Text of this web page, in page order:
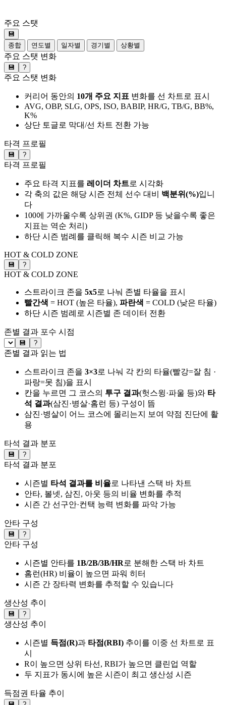
주요 스탯
💾
종합
연도별 일자별 경기별 상황별
주요 스탯 변화
💾 ?
주요 스탯 변화
커리어 동안의 10개 주요 지표 변화를 선 차트로 표시
AVG, OBP, SLG, OPS, ISO, BABIP, HR/G, TB/G, BB%,
K%
상단 토글로 막대/선 차트 전환 가능
타격 프로필
💾 ?
타격 프로필
주요 타격 지표를 레이더 차트로 시각화
각 축의 값은 해당 시즌 전체 선수 대비 백분위(%)입니
다
100에 가까울수록 상위권 (K%, GIDP 등 낮을수록 좋은
지표는 역순 처리)
하단 시즌 범례를 클릭해 복수 시즌 비교 가능
HOT & COLD ZONE
💾 ?
HOT & COLD ZONE
스트라이크 존을 5x5로 나눠 존별 타율을 표시
빨간색 = HOT (높은 타율), 파란색 = COLD (낮은 타율)
하단 시즌 범례로 시즌별 존 데이터 전환
존별 결과 포수 시점
💾 ?
존별 결과 읽는 법
스트라이크 존을 3×3로 나눠 각 칸의 타율(빨강=잘 침 ·
파랑=못 침)을 표시
칸을 누르면 그 코스의 투구 결과(헛스윙·파울 등)와 타
석 결과(삼진·병살·홈런 등) 구성이 뜸
삼진·병살이 어느 코스에 몰리는지 보여 약점 진단에 활
용
타석 결과 분포
💾 ?
타석 결과 분포
시즌별 타석 결과를 비율로 나타낸 스택 바 차트
안타, 볼넷, 삼진, 아웃 등의 비율 변화를 추적
시즌 간 선구안·컨택 능력 변화를 파악 가능
안타 구성
💾 ?
안타 구성
시즌별 안타를 1B/2B/3B/HR로 분해한 스택 바 차트
홈런(HR) 비율이 높으면 파워 히터
시즌 간 장타력 변화를 추적할 수 있습니다
생산성 추이
💾 ?
생산성 추이
시즌별 득점(R)과 타점(RBI) 추이를 이중 선 차트로 표
시
R이 높으면 상위 타선, RBI가 높으면 클린업 역할
두 지표가 동시에 높은 시즌이 최고 생산성 시즌
득점권 타율 추이